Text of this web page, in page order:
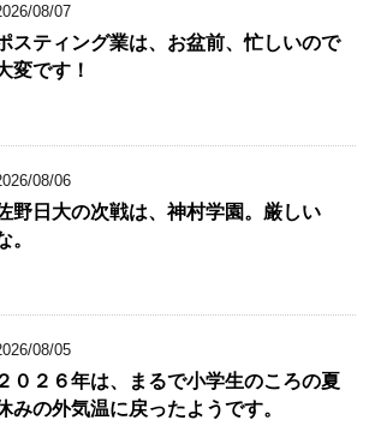
08/07
スティング業は、お盆前、忙しいので
変です！
08/06
野日大の次戦は、神村学園。厳しい
。
08/05
２０２６年は、まるで小学生のころの夏
みの外気温に戻ったようです。